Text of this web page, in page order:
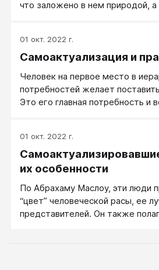
что заложено в нем природой, а
01 окт. 2022 г.
Самоактуализация и
Человек на первое место в
потребностей желает
Это его главная потребность и
отпадают и потребности
боязнь быть битым и 200
оставляют равнодушным.
остальные потребности - и
семьи и своих души и тела.
01 окт. 2022 г.
их особенности
По Абрахаму Маслоу, эти люди
“цвет” человеческой расы, ее
представителей. Он также